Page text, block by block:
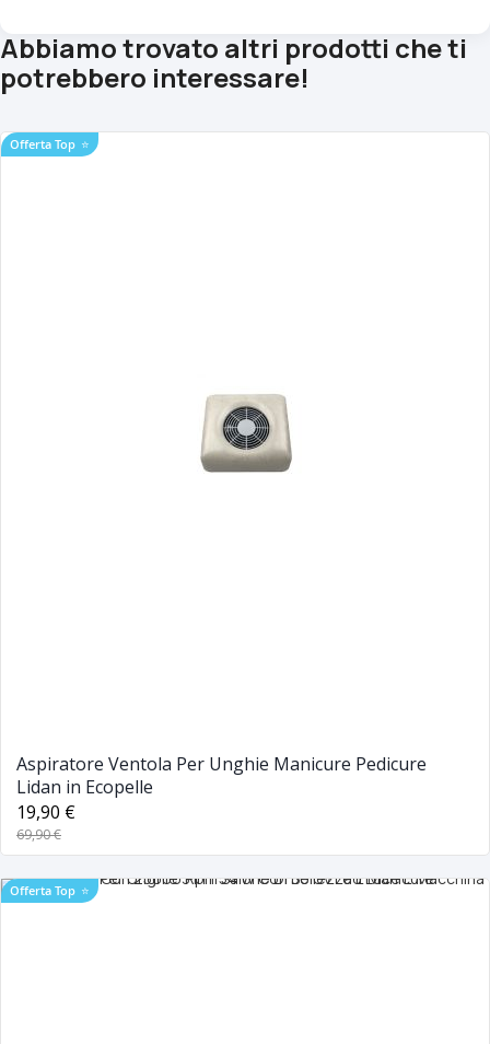
Abbiamo trovato altri prodotti che ti
potrebbero interessare!
Offerta Top ⭐
Aspiratore Ventola Per Unghie Manicure Pedicure
Lidan in Ecopelle
19,90 €
69,90 €
Offerta Top ⭐